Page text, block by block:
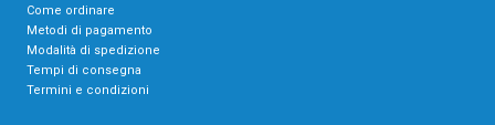
Come ordinare
Metodi di pagamento
Modalità di spedizione
Tempi di consegna
Termini e condizioni